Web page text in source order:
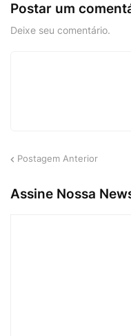
Postar um
Deixe seu comentário.
Postagem Anterior
Assine Nossa